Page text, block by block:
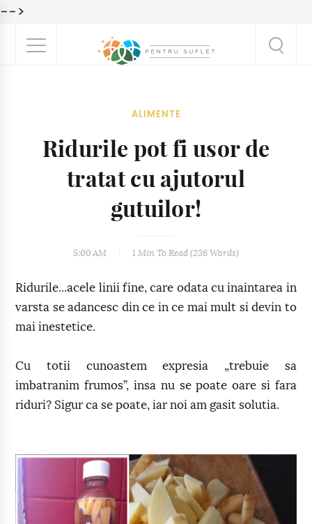
-->
ALIMENTE
Ridurile pot fi usor de
tratat cu ajutorul
gutuilor!
5:00 AM 1 Min To Read (236 Words)
Ridurile...acele linii fine, care odata cu inaintarea in
varsta se adancesc din ce in ce mai mult si devin to
mai inestetice.
Cu totii cunoastem expresia „trebuie sa
imbatranim frumos”, insa nu se poate oare si fara
riduri? Sigur ca se poate, iar noi am gasit solutia.